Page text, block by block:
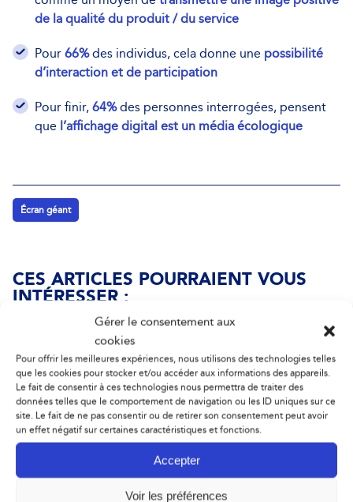
Gérer le consentement aux
cookies
Pour offrir les meilleures expériences, nous utilisons des technologies telles
que les cookies pour stocker et/ou accéder aux informations des appareils.
Le fait de consentir à ces technologies nous permettra de traiter des
données telles que le comportement de navigation ou les ID uniques sur ce
site. Le fait de ne pas consentir ou de retirer son consentement peut avoir
un effet négatif sur certaines caractéristiques et fonctions.
Accepter
Voir les préférences
de la qualité du produit / du service
Pour 66%des individus, cela donne une possibilité
d’interaction et de participation
Pour finir, 64%des personnes interrogées, pensent
que l’affichage digital est un média écologique
Écran géant
CES ARTICLES POURRAIENT VOUS
INTÉRESSER :
Imeens® – Une révolution dans